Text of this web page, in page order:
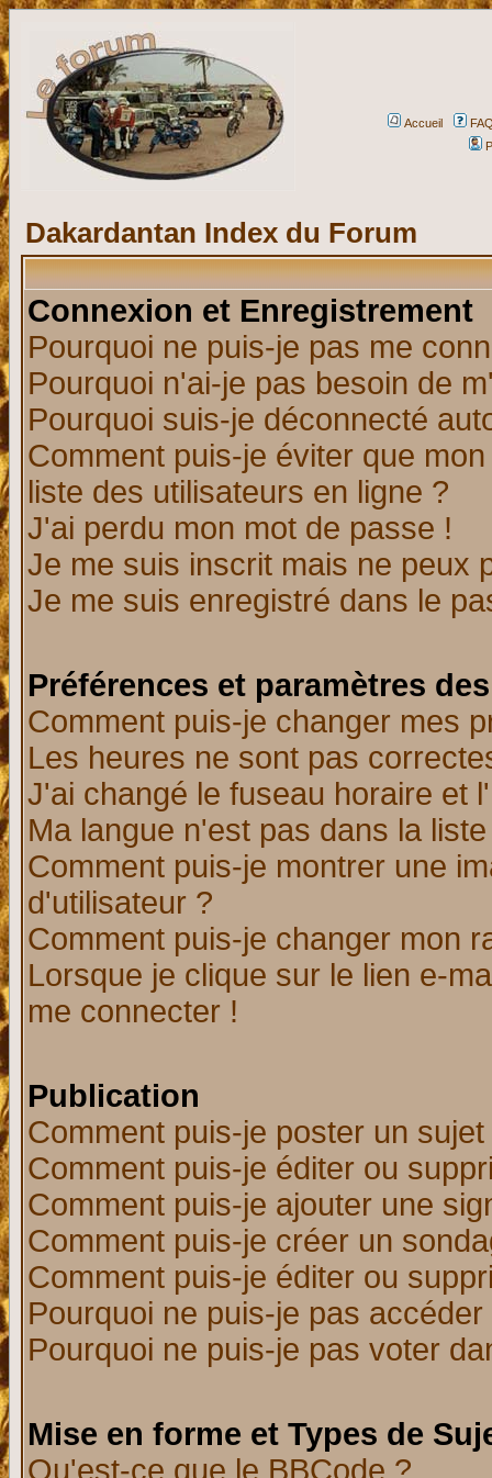
Accueil
Dakardantan Index du Forum
Connexion et Enregistrement
Pourquoi ne puis-je pas me
Pourquoi n'ai-je pas besoin de
Pourquoi suis-je déconnecté
Comment puis-je éviter que
liste des utilisateurs en ligne ?
J'ai perdu mon mot de passe !
Je me suis inscrit mais ne peux
Je me suis enregistré dans le
Préférences et paramètres
Comment puis-je changer mes
Les heures ne sont pas
J'ai changé le fuseau horaire et
Ma langue n'est pas dans la
Comment puis-je montrer une
d'utilisateur ?
Comment puis-je changer mon
Lorsque je clique sur le lien e-
me connecter !
Publication
Comment puis-je poster un
Comment puis-je éditer ou
Comment puis-je ajouter une
Comment puis-je créer un
Comment puis-je éditer ou
Pourquoi ne puis-je pas
Pourquoi ne puis-je pas voter
Mise en forme et Types de
Qu'est-ce que le BBCode ?